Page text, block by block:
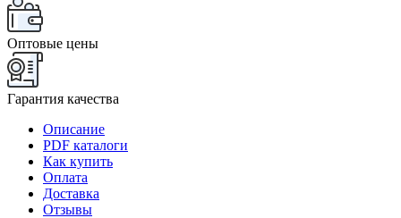
Оптовые цены
Гарантия качества
Описание
PDF каталоги
Как купить
Оплата
Доставка
Отзывы